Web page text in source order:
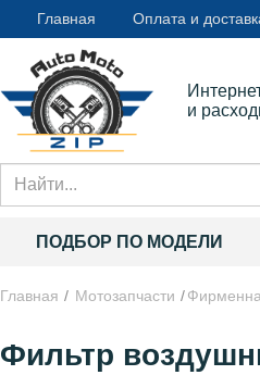
Главная Оплата и
и
ПОДБОР ПО МОДЕЛИ
Главная Мотозапчасти
Фильтр